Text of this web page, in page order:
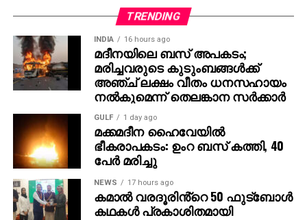
താന്‍ ഇതുവരെ ഇന്ത്യ സന്ദര്‍ശിച്ചിട്ടില്ല എങ്കിലും
നേപ്പാളില്‍ എത്തിയിട്ടുണ്ടെന്നും, നേപ്പാളിന്
ഇന്ത്യയോട് സാമ്യമുണ്ടെന്ന് തോന്നിയെന്നും താരം
കൂട്ടിച്ചേര്‍ത്തു.
രാജമൗലിയുടെ മുമ്പത്തെ ഹിറ്റ് ചിത്രങ്ങളായ
ബാഹുബലി 1, 2 എന്നിവ ഇന്ത്യന്‍ സിനിമയുടെ പുതിയ
ചരിത്രം രചിച്ചതാണ്. എന്നാല്‍ RRR അതിനെ മറികടന്ന്
ലോകമൊട്ടാകെ ഇന്ത്യന്‍ സിനിമയുടെ മാനം
ഉയര്‍ത്തിയ ചിത്രമായി മാറി. ജെയിംസ് കാമറൂണ്‍,
സ്റ്റീഫന്‍ സ്പില്‍ബെര്‍ഗ്, ക്രിസ് ഹെംസ്വര്‍ത്ത്
തുടങ്ങിയ ഹോളിവുഡ് പ്രതിഭകളും ചിത്രത്തെ
പുകഴ്ത്തിയിരുന്നു.
TRENDING
INDIA 16 hours ago
മദീനയിലെ ബസ് അപകടം;
മരിച്ചവരുടെ കുടുംബങ്ങള്‍ക്ക്
അഞ്ച് ലക്ഷം വീതം ധനസഹായം
നല്‍കുമെന്ന് തെലങ്കാന സര്‍ക്കാര്‍
GULF 1 day ago
മക്കമദീന ഹൈവേയില്‍
ഭീകരാപകടം: ഉംറ ബസ് കത്തി, 40
പേര്‍ മരിച്ചു
NEWS 17 hours ago
കമാൽ വരദൂരിൻ്റെ 50 ഫുട്ബോൾ
കഥകൾ പ്രകാശിതമായി